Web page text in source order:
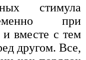
стимула
при
и вместе с тем
другом. Все,